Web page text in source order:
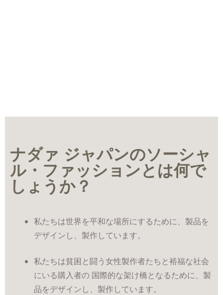
ナダァ ジャパンのソーシャ
ル・ファッションとは何で
しょうか？
私たちは世界を平和な場所にするために、製品を
デザインし、製作しています。
私たちは貧困と闘う女性製作者たちと裕福な社会
にいる購入者の 国際的な架け橋となるために、製
品をデザインし、製作しています。